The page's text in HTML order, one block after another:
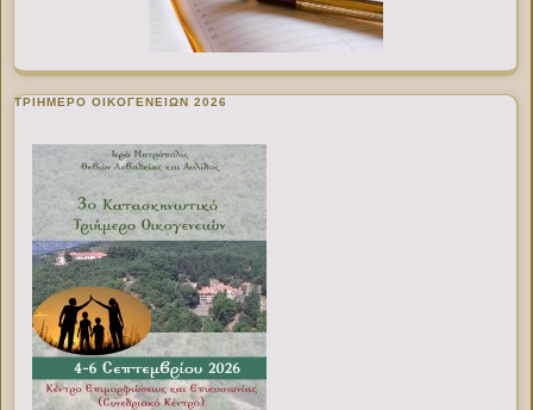
ΤΡΙΗΜΕΡΟ ΟΙΚΟΓΕΝΕΙΩΝ 2026